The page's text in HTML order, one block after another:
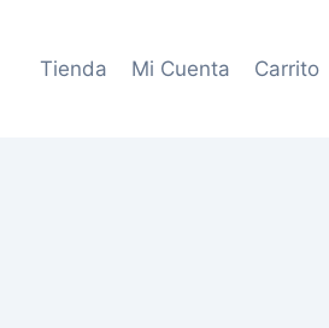
Tienda Mi Cuenta Carrito